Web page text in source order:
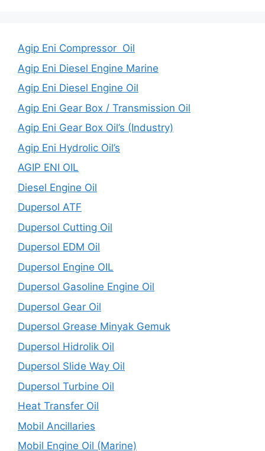
Agip Eni Compressor Oil
Agip Eni Diesel Engine Marine
Agip Eni Diesel Engine Oil
Agip Eni Gear Box / Transmission Oil
Agip Eni Gear Box Oil’s (Industry)
Agip Eni Hydrolic Oil’s
AGIP ENI OIL
Diesel Engine Oil
Dupersol ATF
Dupersol Cutting Oil
Dupersol EDM Oil
Dupersol Engine OIL
Dupersol Gasoline Engine Oil
Dupersol Gear Oil
Dupersol Grease Minyak Gemuk
Dupersol Hidrolik Oil
Dupersol Slide Way Oil
Dupersol Turbine Oil
Heat Transfer Oil
Mobil Ancillaries
Mobil Engine Oil (Marine)